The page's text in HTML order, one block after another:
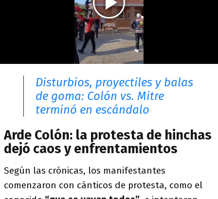
Disturbios, proyectiles y balas
de goma: Colón vs. Mitre
terminó en escándalo
Arde Colón: la protesta de hinchas
dejó caos y enfrentamientos
Según las crónicas, los manifestantes
comenzaron con cánticos de protesta, como el